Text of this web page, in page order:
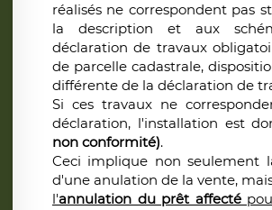
réalisés ne correspondent pas
la description et aux
déclaration de travaux
de parcelle cadastrale,
différente de la déclaration de
Si ces travaux ne
déclaration, l'installation est
non conformité).
Ceci implique non seulement
d'une anulation de la vente,
l'annulation du prêt affecté